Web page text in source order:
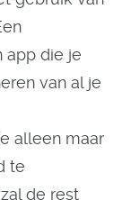
app die je
van al je
alleen maar
te
de rest